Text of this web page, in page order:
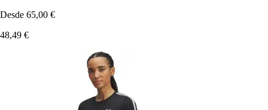
Desde 65,00 €
48,49 €